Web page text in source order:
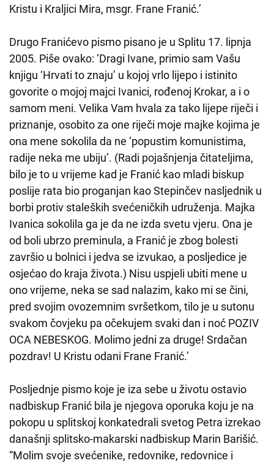
Kristu i Kraljici Mira, msgr. Frane Franić.’
Drugo Franićevo pismo pisano je u Splitu 17. lipnja
2005. Piše ovako: ‘Dragi Ivane, primio sam Vašu
knjigu ‘Hrvati to znaju’ u kojoj vrlo lijepo i istinito
govorite o mojoj majci Ivanici, rođenoj Krokar, a i o
samom meni. Velika Vam hvala za tako lijepe riječi i
priznanje, osobito za one riječi moje majke kojima je
ona mene sokolila da ne ‘popustim komunistima,
radije neka me ubiju’. (Radi pojašnjenja čitateljima,
bilo je to u vrijeme kad je Franić kao mladi biskup
poslije rata bio proganjan kao Stepinčev nasljednik u
borbi protiv staleških svećeničkih udruženja. Majka
Ivanica sokolila ga je da ne izda svetu vjeru. Ona je
od boli ubrzo preminula, a Franić je zbog bolesti
završio u bolnici i jedva se izvukao, a posljedice je
osjećao do kraja života.) Nisu uspjeli ubiti mene u
ono vrijeme, neka se sad nalazim, kako mi se čini,
pred svojim ovozemnim svršetkom, tilo je u sutonu
svakom čovjeku pa očekujem svaki dan i noć POZIV
OCA NEBESKOG. Molimo jedni za druge! Srdačan
pozdrav! U Kristu odani Frane Franić.’
Posljednje pismo koje je iza sebe u životu ostavio
nadbiskup Franić bila je njegova oporuka koju je na
pokopu u splitskoj konkatedrali svetog Petra izrekao
današnji splitsko-makarski nadbiskup Marin Barišić.
“Molim svoje svećenike, redovnike, redovnice i